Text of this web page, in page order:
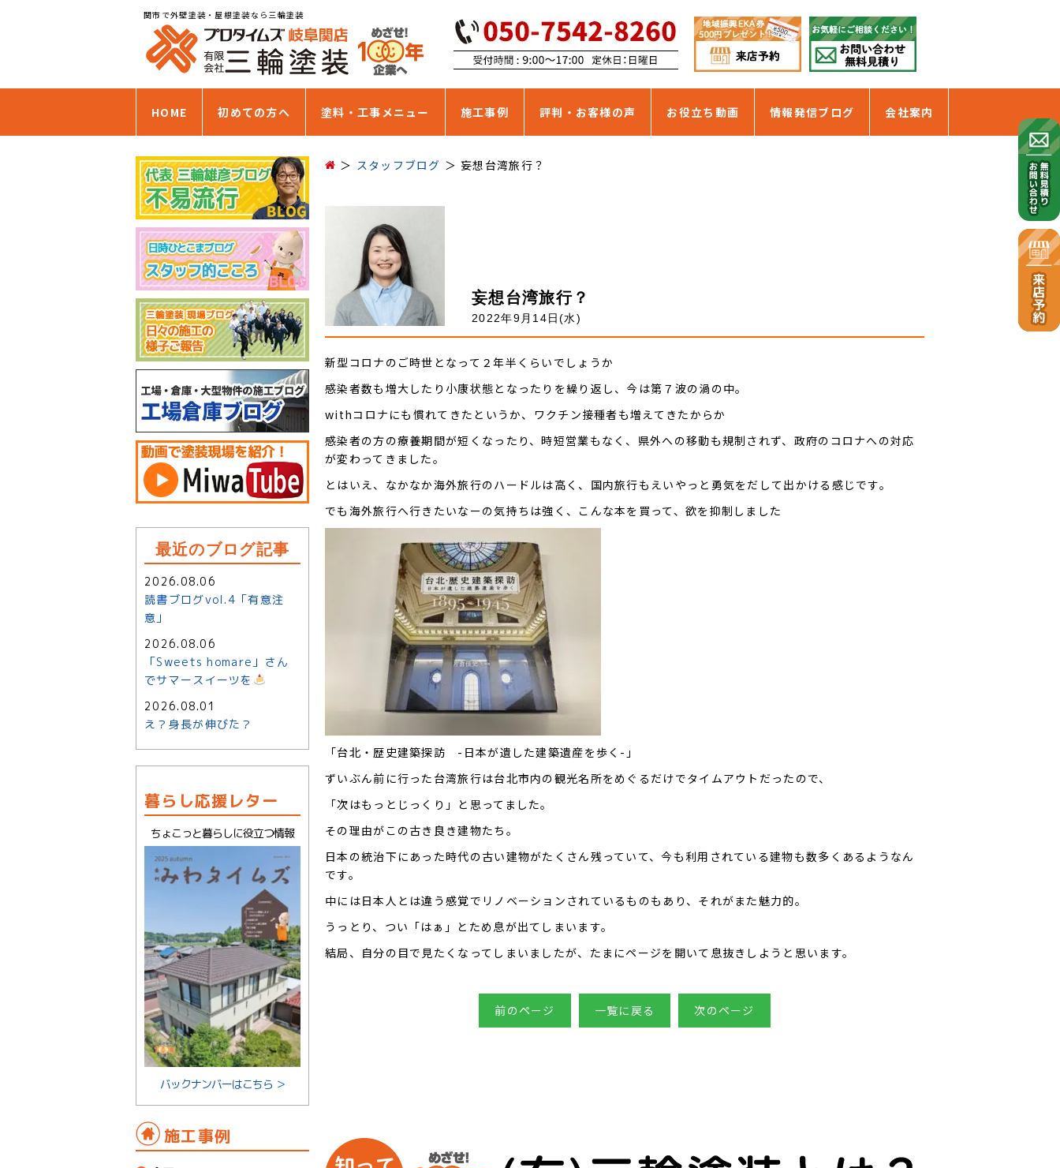
関市で外壁塗装・屋根塗装なら三輪塗装
HOME 初めての方へ 塗料・工事メニュー 施工事例 評判・お客様の声 お役立ち動画 情報発信ブログ 会社案内
スタッフブログ 妄想台湾旅行？
妄想台湾旅行？
2022年9月14日(水)
新型コロナのご時世となって２年半くらいでしょうか
感染者数も増大したり小康状態となったりを繰り返し、今は第７波の渦の中。
withコロナにも慣れてきたというか、ワクチン接種者も増えてきたからか
感染者の方の療養期間が短くなったり、時短営業もなく、県外への移動も規制されず、政府のコロナへの対応
が変わってきました。
とはいえ、なかなか海外旅行のハードルは高く、国内旅行もえいやっと勇気をだして出かける感じです。
でも海外旅行へ行きたいなーの気持ちは強く、こんな本を買って、欲を抑制しました
「台北・歴史建築探訪 -日本が遺した建築遺産を歩く-」
ずいぶん前に行った台湾旅行は台北市内の観光名所をめぐるだけでタイムアウトだったので、
「次はもっとじっくり」と思ってました。
その理由がこの古き良き建物たち。
日本の統治下にあった時代の古い建物がたくさん残っていて、今も利用されている建物も数多くあるようなん
です。
中には日本人とは違う感覚でリノベーションされているものもあり、それがまた魅力的。
うっとり、つい「はぁ」とため息が出てしまいます。
結局、自分の目で見たくなってしまいましたが、たまにページを開いて息抜きしようと思います。
前のページ 一覧に戻る 次のページ
最近のブログ記事
2026.08.06
読書ブログvol.4「有意注
意」
2026.08.06
「Sweets homare」さん
でサマースイーツを
2026.08.01
え？身長が伸びた？
暮らし応援レター
ちょこっと暮らしに役立つ情報
バックナンバーはこちら ＞
施工事例